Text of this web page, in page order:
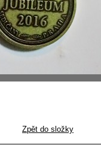
Zpět do složky